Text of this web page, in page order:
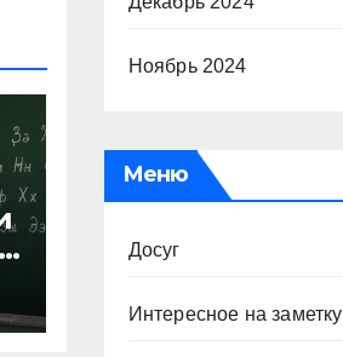
Ноябрь 2024
Меню
Досуг
Интересное на заметку